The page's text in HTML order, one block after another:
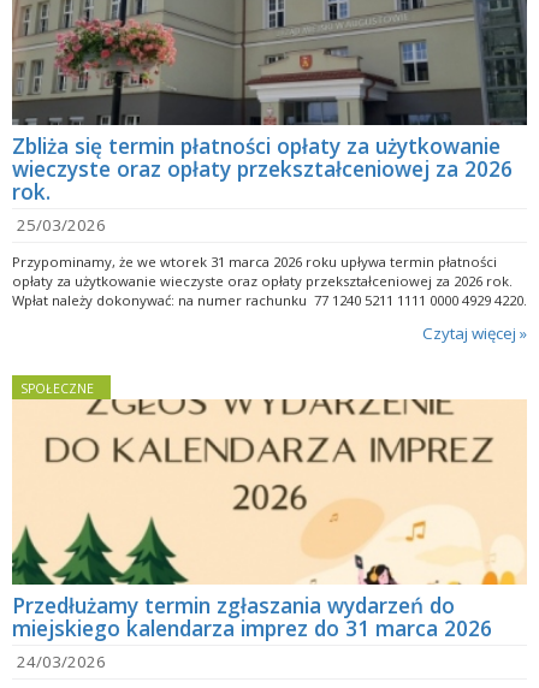
Zbliża się termin płatności opłaty za użytkowanie
wieczyste oraz opłaty przekształceniowej za 2026
rok.
25/03/2026
Przypominamy, że we wtorek 31 marca 2026 roku upływa termin płatności
opłaty za użytkowanie wieczyste oraz opłaty przekształceniowej za 2026 rok.
Wpłat należy dokonywać: na numer rachunku 77 1240 5211 1111 0000 4929 4220.
Czytaj więcej »
SPOŁECZNE
Przedłużamy termin zgłaszania wydarzeń do
miejskiego kalendarza imprez do 31 marca 2026
24/03/2026